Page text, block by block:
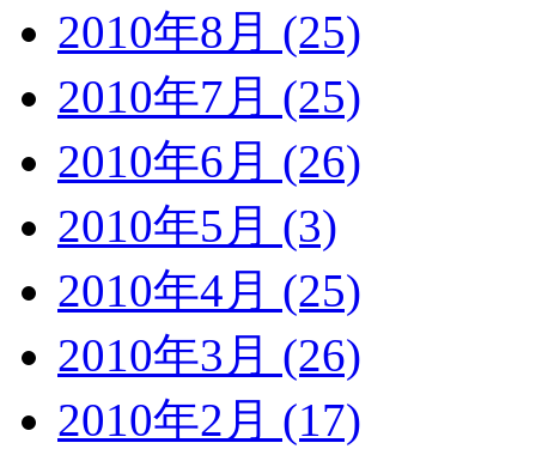
2010年8月 (25)
2010年7月 (25)
2010年6月 (26)
2010年5月 (3)
2010年4月 (25)
2010年3月 (26)
2010年2月 (17)